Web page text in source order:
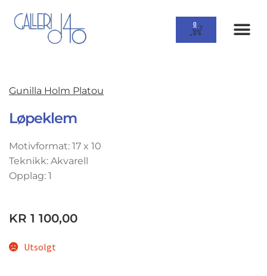
0
Gunilla Holm Platou
Løpeklem
Motivformat: 17 x 10
Teknikk: Akvarell
Opplag: 1
KR 1 100,00
Utsolgt